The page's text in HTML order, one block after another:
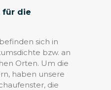
für die
sich in
bzw. an
Orten. Um die
haben unsere
die